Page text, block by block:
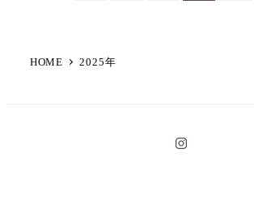
HOME 2025年
イ